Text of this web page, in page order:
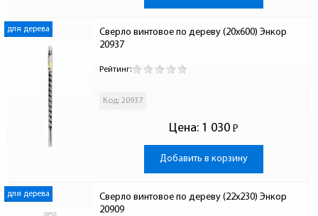
для дерева
Сверло винтовое по дереву (20x600) Энкор
20937
Рейтинг:
Код: 20937
Цена: 1 030 Р
-
Добавить в корзину
для дерева
Сверло винтовое по дереву (22x230) Энкор
20909